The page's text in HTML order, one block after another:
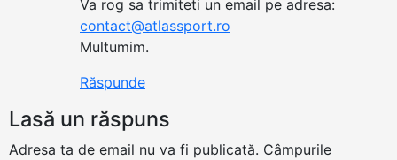
Va rog sa trimiteti un email pe adresa:
contact@atlassport.ro
Multumim.
Răspunde
Lasă un răspuns
Adresa ta de email nu va fi publicată. Câmpurile